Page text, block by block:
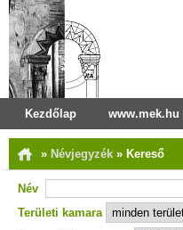
Kezdőlap www.mek.hu
» Névjegyzék » Kereső
Név
Területi kamara